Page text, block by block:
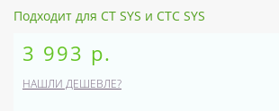
Подходит для CT SYS и CTC SYS
3 993 р.
НАШЛИ ДЕШЕВЛЕ?